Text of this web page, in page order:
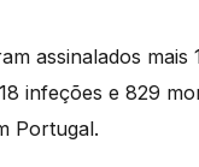
assinalados mais
infeções e 829
Portugal.